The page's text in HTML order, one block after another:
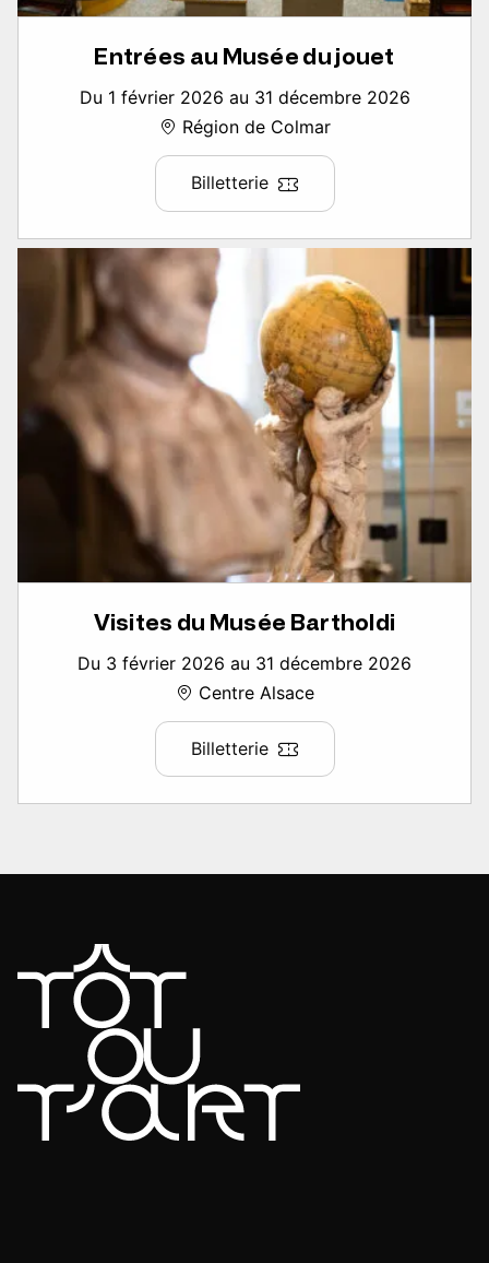
Entrées au Musée du jouet
Du 1 février 2026 au 31 décembre 2026
Région de Colmar
Billetterie
Visites du Musée Bartholdi
Du 3 février 2026 au 31 décembre 2026
Centre Alsace
Billetterie